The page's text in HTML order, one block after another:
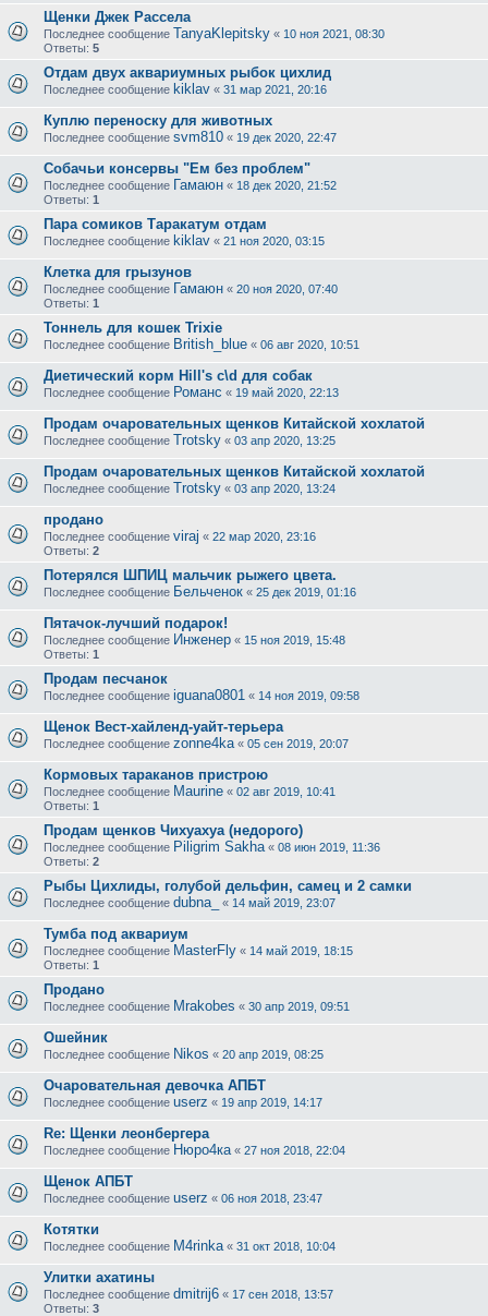
Щенки Джек Рассела
Последнее сообщение TanyaKlepitsky « 10 ноя 2021, 08:30
Ответы: 5
Отдам двух аквариумных рыбок цихлид
Последнее сообщение kiklav « 31 мар 2021, 20:16
Куплю переноску для животных
Последнее сообщение svm810 « 19 дек 2020, 22:47
Собачьи консервы "Ем без проблем"
Последнее сообщение Гамаюн « 18 дек 2020, 21:52
Ответы: 1
Пара сомиков Таракатум отдам
Последнее сообщение kiklav « 21 ноя 2020, 03:15
Клетка для грызунов
Последнее сообщение Гамаюн « 20 ноя 2020, 07:40
Ответы: 1
Тоннель для кошек Trixie
Последнее сообщение British_blue « 06 авг 2020, 10:51
Диетический корм Hill's c\d для собак
Последнее сообщение Романс « 19 май 2020, 22:13
Продам очаровательных щенков Китайской хохлатой
Последнее сообщение Trotsky « 03 апр 2020, 13:25
Продам очаровательных щенков Китайской хохлатой
Последнее сообщение Trotsky « 03 апр 2020, 13:24
продано
Последнее сообщение viraj « 22 мар 2020, 23:16
Ответы: 2
Потерялся ШПИЦ мальчик рыжего цвета.
Последнее сообщение Бельченок « 25 дек 2019, 01:16
Пятачок-лучший подарок!
Последнее сообщение Инженер « 15 ноя 2019, 15:48
Ответы: 1
Продам песчанок
Последнее сообщение iguana0801 « 14 ноя 2019, 09:58
Щенок Вест-хайленд-уайт-терьера
Последнее сообщение zonne4ka « 05 сен 2019, 20:07
Кормовых тараканов пристрою
Последнее сообщение Maurine « 02 авг 2019, 10:41
Ответы: 1
Продам щенков Чихуахуа (недорого)
Последнее сообщение Piligrim Sakha « 08 июн 2019, 11:36
Ответы: 2
Рыбы Цихлиды, голубой дельфин, самец и 2 самки
Последнее сообщение dubna_ « 14 май 2019, 23:07
Тумба под аквариум
Последнее сообщение MasterFly « 14 май 2019, 18:15
Ответы: 1
Продано
Последнее сообщение Mrakobes « 30 апр 2019, 09:51
Ошейник
Последнее сообщение Nikos « 20 апр 2019, 08:25
Очаровательная девочка АПБТ
Последнее сообщение userz « 19 апр 2019, 14:17
Re: Щенки леонбергера
Последнее сообщение Нюро4ка « 27 ноя 2018, 22:04
Щенок АПБТ
Последнее сообщение userz « 06 ноя 2018, 23:47
Котятки
Последнее сообщение M4rinka « 31 окт 2018, 10:04
Улитки ахатины
Последнее сообщение dmitrij6 « 17 сен 2018, 13:57
Ответы: 3